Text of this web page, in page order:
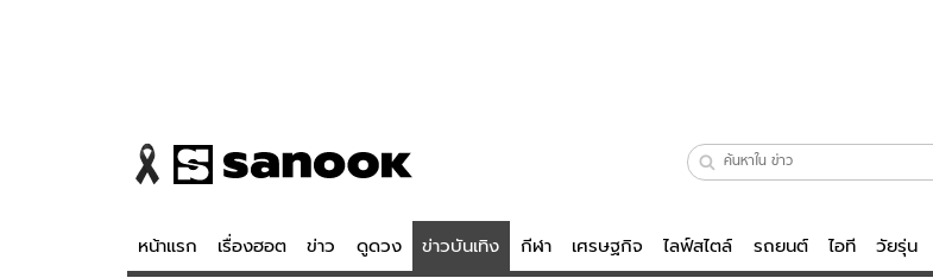
หน้าแรก เรื่องฮอต ข่าว ดูดวง ข่าวบันเทิง กีฬา เศรษฐกิจ ไลฟ์สไตล์ รถยนต์ ไอที วัยรุ่น